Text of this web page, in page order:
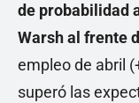
de probabilidad
Warsh al frente
empleo de abril
superó las